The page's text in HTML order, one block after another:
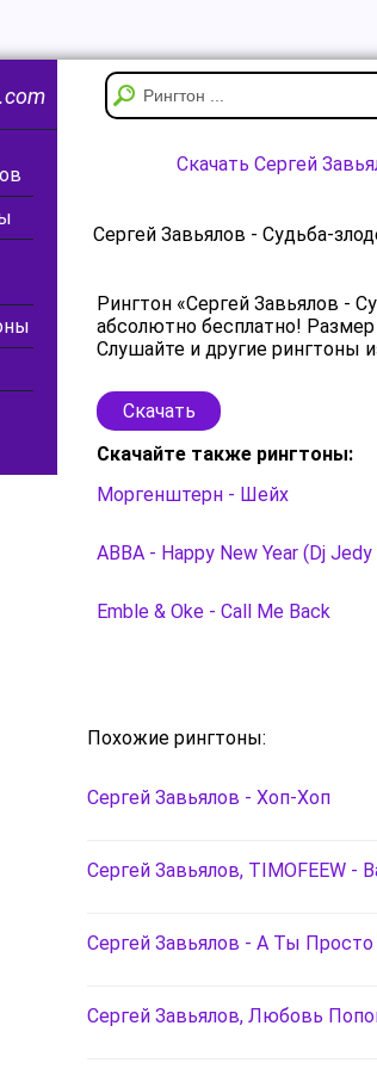
Скачать Сергей
Сергей Завьялов - Судьба-
Рингтон «Сергей Завьялов -
абсолютно бесплатно! Размер
Слушайте и другие рингтоны
Скачать
Скачайте также рингтоны:
Моргенштерн - Шейх
ABBA - Happy New Year (Dj Jedy
Emble & Oke - Call Me Back
Похожие рингтоны:
Сергей Завьялов - Хоп-Хоп
Сергей Завьялов, TIMOFEEW -
Сергей Завьялов - А Ты
Сергей Завьялов, Любовь